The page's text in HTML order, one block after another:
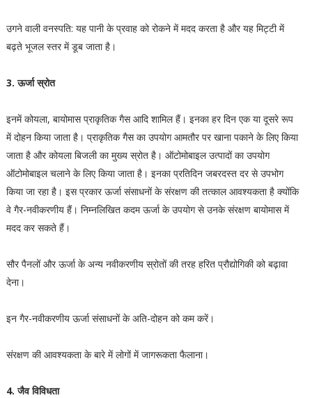
उगने वाली वनस्पति: यह पानी के प्रवाह को रोकने में मदद करता है और यह मिट्टी में
बढ़ते भूजल स्तर में डूब जाता है।
3. ऊर्जा स्रोत
इनमें कोयला, बायोमास प्राकृतिक गैस आदि शामिल हैं। इनका हर दिन एक या दूसरे रूप
में दोहन किया जाता है। प्राकृतिक गैस का उपयोग आमतौर पर खाना पकाने के लिए किया
जाता है और कोयला बिजली का मुख्य स्रोत है। ऑटोमोबाइल उत्पादों का उपयोग
ऑटोमोबाइल चलाने के लिए किया जाता है। इनका प्रतिदिन जबरदस्त दर से उपभोग
किया जा रहा है। इस प्रकार ऊर्जा संसाधनों के संरक्षण की तत्काल आवश्यकता है क्योंकि
वे गैर-नवीकरणीय हैं। निम्नलिखित कदम ऊर्जा के उपयोग से उनके संरक्षण बायोमास में
मदद कर सकते हैं।
सौर पैनलों और ऊर्जा के अन्य नवीकरणीय स्रोतों की तरह हरित प्रौद्योगिकी को बढ़ावा
देना।
इन गैर-नवीकरणीय ऊर्जा संसाधनों के अति-दोहन को कम करें।
संरक्षण की आवश्यकता के बारे में लोगों में जागरूकता फैलाना।
4. जैव विविधता